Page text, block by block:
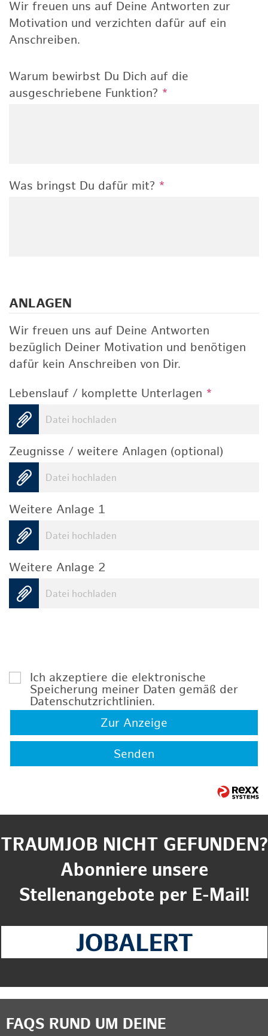
Wir freuen uns auf Deine Antworten zur
Motivation und verzichten dafür auf ein
Anschreiben.
Warum bewirbst Du Dich auf die
ausgeschriebene Funktion? *
Was bringst Du dafür mit? *
ANLAGEN
Wir freuen uns auf Deine Antworten
bezüglich Deiner Motivation und benötigen
dafür kein Anschreiben von Dir.
Lebenslauf / komplette Unterlagen *
Datei hochladen
Zeugnisse / weitere Anlagen (optional)
Datei hochladen
Weitere Anlage 1
Datei hochladen
Weitere Anlage 2
Datei hochladen
Ich akzeptiere die elektronische
Speicherung meiner Daten gemäß der
Datenschutzrichtlinien.
Zur Anzeige
Senden
TRAUMJOB NICHT GEFUNDEN?
Abonniere unsere
Stellenangebote per E-Mail!
FAQS RUND UM DEINE